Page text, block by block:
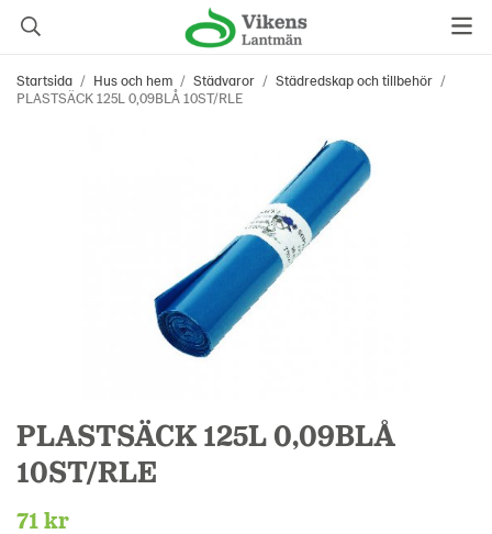
Startsida / Hus och hem / Städvaror / Städredskap och tillbehör /
PLASTSÄCK 125L 0,09BLÅ 10ST/RLE
PLASTSÄCK 125L 0,09BLÅ
10ST/RLE
71 kr